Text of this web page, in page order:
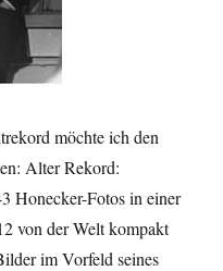
möchte ich den
Alter Rekord:
Honecker-Fotos in einer
von der Welt kompakt
im Vorfeld seines